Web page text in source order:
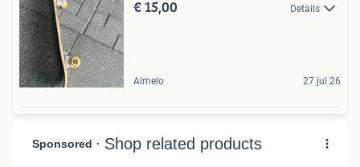
€ 15,00 Details
Almelo 27 jul 26